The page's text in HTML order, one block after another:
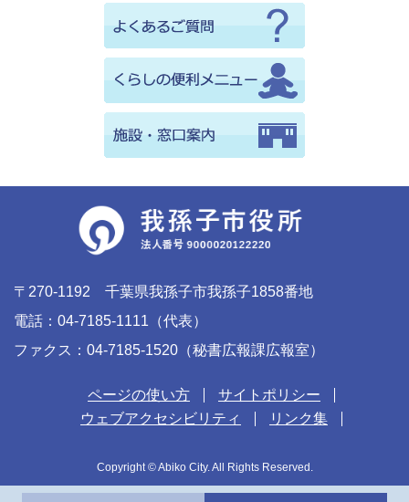
〒270-1192 千葉県我孫子市我孫子1858番地
電話：04-7185-1111（代表）
ファクス：04-7185-1520（秘書広報課広報室）
ページの使い方
サイトポリシー
ウェブアクセシビリティ
リンク集
Copyright © Abiko City. All Rights Reserved.